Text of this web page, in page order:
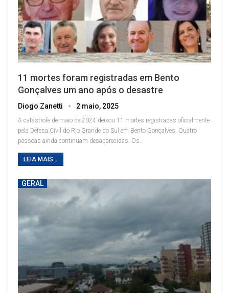
11 mortes foram registradas em Bento
Gonçalves um ano após o desastre
Diogo Zanetti 2 maio, 2025
A catástrofe de maio de 2024 deixou 11 mortes registradas oficialmente
pela Defesa Civil do Rio Grande do Sul em Bento Gonçalves. Quatro
pessoas ainda continuam desaparecidas. Os…
LEIA MAIS...
GERAL